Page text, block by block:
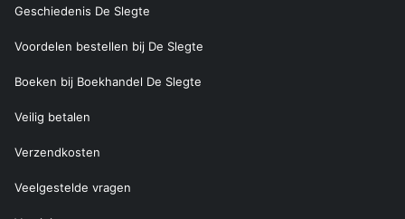
Geschiedenis De Slegte
Voordelen bestellen bij De Slegte
Boeken bij Boekhandel De Slegte
Veilig betalen
Verzendkosten
Veelgestelde vragen